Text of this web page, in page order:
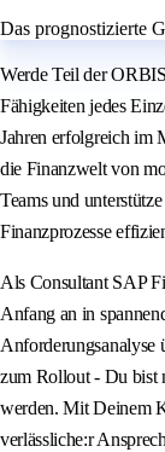
Das prognostizierte
Werde Teil der
Fähigkeiten jedes
Jahren erfolgreich im
die Finanzwelt von
Teams und
Finanzprozesse
Als Consultant SAP
Anfang an in
Anforderungsanalyse
zum Rollout - Du bist
werden. Mit Deinem
verlässliche:r